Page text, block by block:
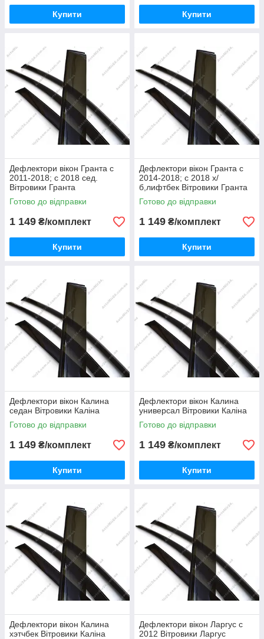
Купити Купити
Дефлектори вікон Гранта с
2011-2018; с 2018 сед.
Вітровики Гранта
Готово до відправки
1 149 ₴/комплект
Купити
Дефлектори вікон Гранта с
2014-2018; с 2018 х/
б,лифтбек Вітровики Гранта
Готово до відправки
1 149 ₴/комплект
Купити
Дефлектори вікон Калина
седан Вітровики Каліна
Готово до відправки
1 149 ₴/комплект
Купити
Дефлектори вікон Калина
универсал Вітровики Каліна
Готово до відправки
1 149 ₴/комплект
Купити
Дефлектори вікон Калина
хэтчбек Вітровики Каліна
Дефлектори вікон Ларгус с
2012 Вітровики Ларгус